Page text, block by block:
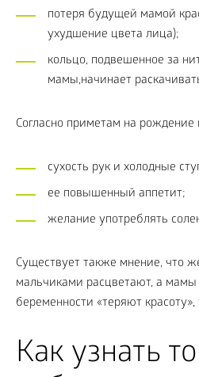
потеря будущей мамой
ухудшение цвета лица);
кольцо, подвешенное за
мамы,начинает
Согласно приметам на рождение
сухость рук и холодные
ее повышенный аппетит;
желание употреблять
Существует также мнение, что
мальчиками расцветают, а мамы
беременности «теряют
Как узнать